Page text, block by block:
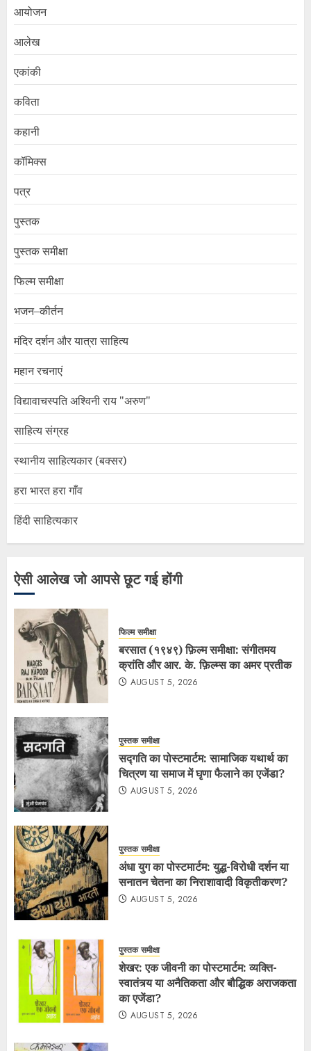
आयोजन
आलेख
एकांकी
कविता
कहानी
कॉमिक्स
पत्र
पुस्तक
पुस्तक समीक्षा
फिल्म समीक्षा
भजन–कीर्तन
मंदिर दर्शन और यात्रा साहित्य
महान रचनाएं
विद्यावाचस्पति अश्विनी राय "अरुण"
साहित्य संग्रह
स्थानीय साहित्यकार (बक्सर)
हरा भारत हरा गाँव
हिंदी साहित्यकार
ऐसी आलेख जो आपसे छूट गई होंगी
फिल्म समीक्षा
बरसात (१९४९) फ़िल्म समीक्षा: संगीतमय
क्रांति और आर. के. फ़िल्म्स का अमर प्रतीक
AUGUST 5, 2026
पुस्तक समीक्षा
सद्गति का पोस्टमार्टम: सामाजिक यथार्थ का
चित्रण या समाज में घृणा फैलाने का एजेंडा?
AUGUST 5, 2026
पुस्तक समीक्षा
अंधा युग का पोस्टमार्टम: युद्ध-विरोधी दर्शन या
सनातन चेतना का निराशावादी विकृतीकरण?
AUGUST 5, 2026
पुस्तक समीक्षा
शेखर: एक जीवनी का पोस्टमार्टम: व्यक्ति-
स्वातंत्र्य या अनैतिकता और बौद्धिक अराजकता
का एजेंडा?
AUGUST 5, 2026